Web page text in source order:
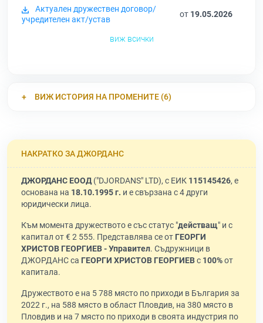
Актуален дружествен договор/
учредителен акт/устав
от 19.05.2026
виж всички
ВИЖ ИСТОРИЯ НА ПРОМЕНИТЕ (6)
НАКРАТКО ЗА ДЖОРДАНС
ДЖОРДАНС ЕООД("DJORDANS" LTD), с ЕИК 115145426, е
основана на 18.10.1995 г. и е свързана с 4 други
юридически лица.
Към момента дружеството е със статус "действащ" и с
капитал от € 2 555. Представлява се от ГЕОРГИ
ХРИСТОВ ГЕОРГИЕВ - Управител. Съдружници в
ДЖОРДАНС са ГЕОРГИ ХРИСТОВ ГЕОРГИЕВс 100%от
капитала.
Дружеството е на 5 788 място по приходи в България за
2022 г., на 588 място в област Пловдив, на 380 място в
Пловдив и на 7 място по приходи в своята индустрия по